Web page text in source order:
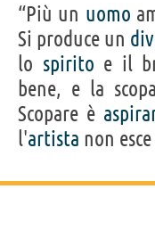
“Più un uomo
Si produce un
lo spirito e il
bene, e la
Scopare è
l'artista non